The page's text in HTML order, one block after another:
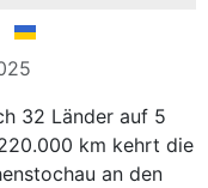
32 Länder auf 5
km kehrt die
an den